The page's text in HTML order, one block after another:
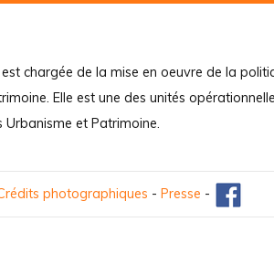
chargée de la mise en oeuvre de la
Elle est une des unités
Urbanisme et Patrimoine.
photographiques - Presse -